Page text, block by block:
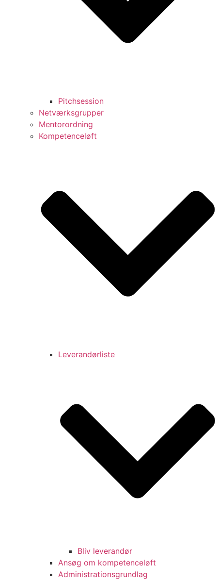
Pitchsession
Netværksgrupper
Mentorordning
Kompetenceløft
Leverandørliste
Bliv leverandør
Ansøg om kompetenceløft
Administrationsgrundlag